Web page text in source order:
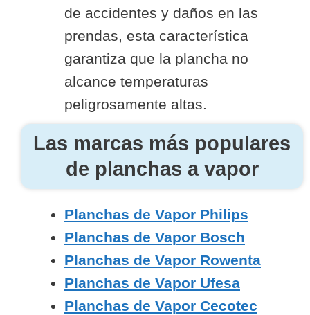
de accidentes y daños en las
prendas, esta característica
garantiza que la plancha no
alcance temperaturas
peligrosamente altas.
Las marcas más populares
de planchas a vapor
Planchas de Vapor Philips
Planchas de Vapor Bosch
Planchas de Vapor Rowenta
Planchas de Vapor Ufesa
Planchas de Vapor Cecotec